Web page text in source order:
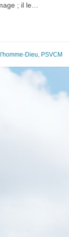
; il le…
l'homme-Dieu, PSVCM